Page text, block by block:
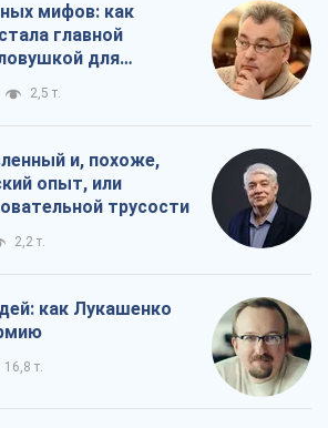
мифов: как
главной
для
2,5 т.
и, похоже,
опыт, или
трусости
2,2 т.
как Лукашенко
16,8 т.